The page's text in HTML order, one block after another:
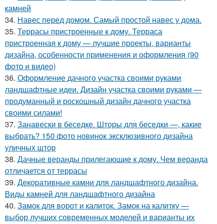
камней
34. Навес перед домом. Самый простой навес у дома.
35. Террасы пристроенные к дому. Терраса
пристроенная к дому — лучшие проекты, варианты
дизайна, особенности применения и оформления (90
фото и видео)
36. Оформление дачного участка своими руками
ландшафтные идеи. Дизайн участка своими руками —
продуманный и роскошный дизайн дачного участка
своими силами!
37. Занавески в беседке. Шторы для беседки —, какие
выбрать? 150 фото новинок эксклюзивного дизайна
уличных штор
38. Дачные веранды прилегающие к дому. Чем веранда
отличается от террасы
39. Декоративные камни для ландшафтного дизайна.
Виды камней для ландшафтного дизайна
40. Замок для ворот и калиток. Замок на калитку —
выбор лучших современных моделей и варианты их